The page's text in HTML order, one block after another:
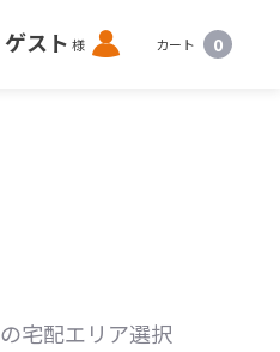
ゲスト 様 ロ
グ
カート 0
の宅配エリア選択